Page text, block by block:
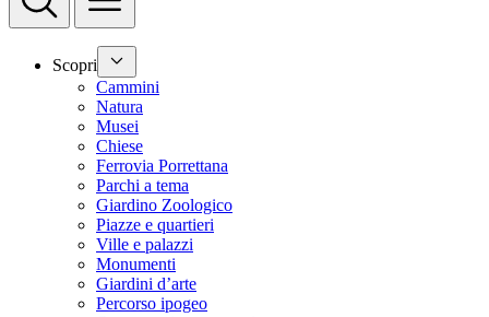
Scopri
Cammini
Natura
Musei
Chiese
Ferrovia Porrettana
Parchi a tema
Giardino Zoologico
Piazze e quartieri
Ville e palazzi
Monumenti
Giardini d’arte
Percorso ipogeo